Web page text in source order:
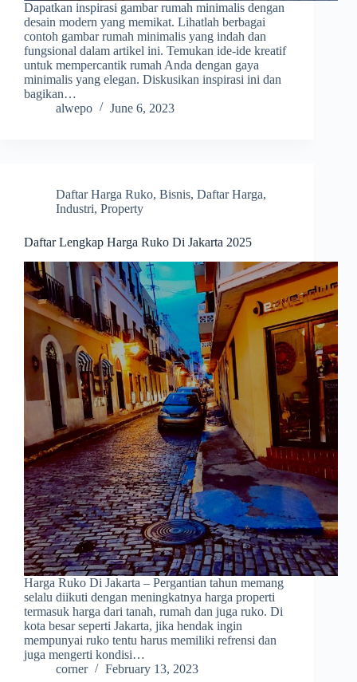
Dapatkan inspirasi gambar rumah minimalis dengan
desain modern yang memikat. Lihatlah berbagai
contoh gambar rumah minimalis yang indah dan
fungsional dalam artikel ini. Temukan ide-ide kreatif
untuk mempercantik rumah Anda dengan gaya
minimalis yang elegan. Diskusikan inspirasi ini dan
bagikan…
alwepo
June 6, 2023
Daftar Harga Ruko, Bisnis, Daftar Harga,
Industri, Property
Daftar Lengkap Harga Ruko Di Jakarta 2025
Harga Ruko Di Jakarta – Pergantian tahun memang
selalu diikuti dengan meningkatnya harga properti
termasuk harga dari tanah, rumah dan juga ruko. Di
kota besar seperti Jakarta, jika hendak ingin
mempunyai ruko tentu harus memiliki refrensi dan
juga mengerti kondisi…
corner
February 13, 2023